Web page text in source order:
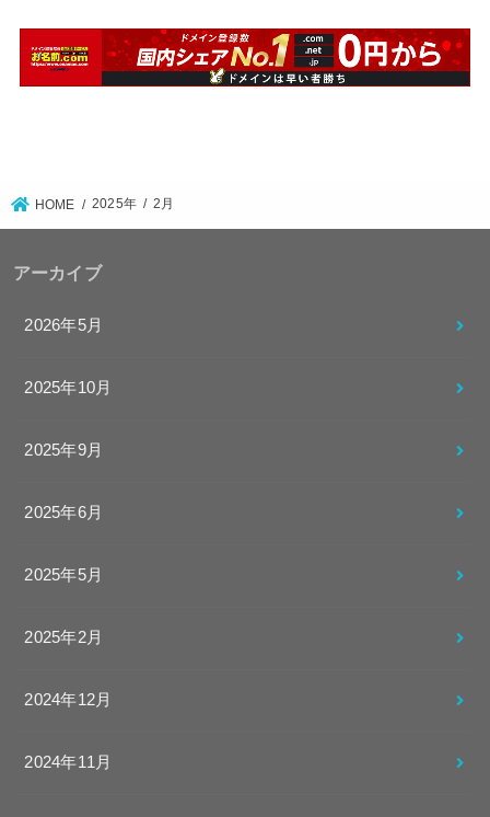
HOME 2025年 2月
アーカイブ
2026年5月
2025年10月
2025年9月
2025年6月
2025年5月
2025年2月
2024年12月
2024年11月